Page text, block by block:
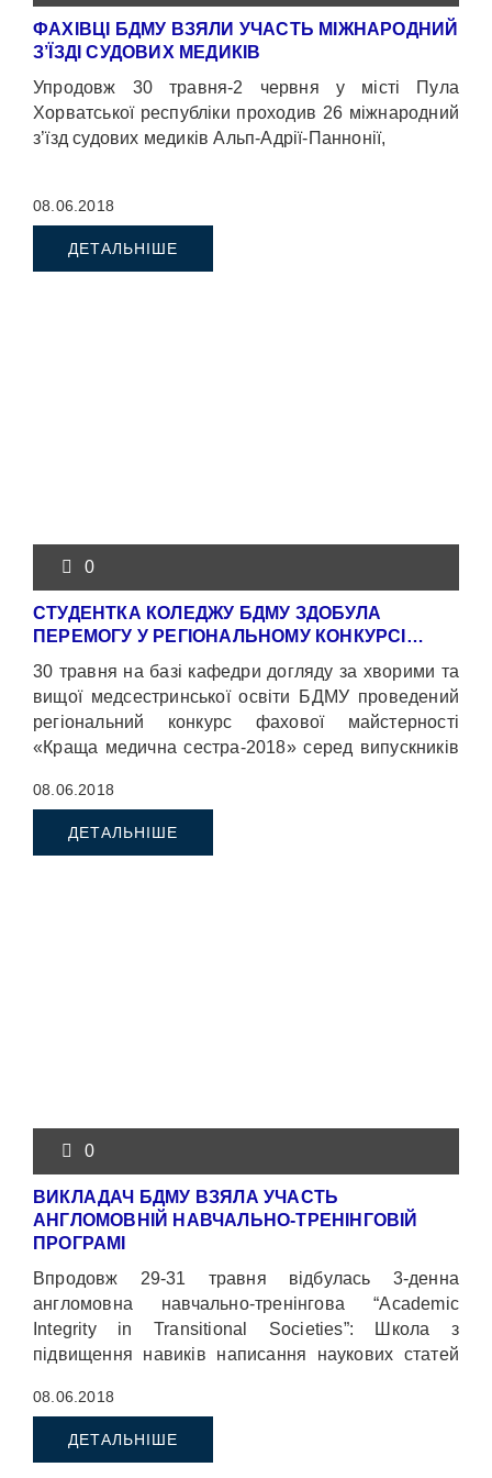
ФАХІВЦІ БДМУ ВЗЯЛИ УЧАСТЬ МІЖНАРОДНИЙ
З’ЇЗДІ СУДОВИХ МЕДИКІВ
Упродовж 30 травня-2 червня у місті Пула
Хорватської республіки проходив 26 міжнародний
з’їзд судових медиків Альп-Адрії-Паннонії,
08.06.2018
ДЕТАЛЬНІШЕ
0
СТУДЕНТКА КОЛЕДЖУ БДМУ ЗДОБУЛА
ПЕРЕМОГУ У РЕГІОНАЛЬНОМУ КОНКУРСІ…
30 травня на базі кафедри догляду за хворими та
вищої медсестринської освіти БДМУ проведений
регіональний конкурс фахової майстерності
«Краща медична сестра-2018» серед випускників
спеціальності «Сестринська справа» (ОКР
«молодший спеціаліст»).
08.06.2018
ДЕТАЛЬНІШЕ
0
ВИКЛАДАЧ БДМУ ВЗЯЛА УЧАСТЬ
АНГЛОМОВНІЙ НАВЧАЛЬНО-ТРЕНІНГОВІЙ
ПРОГРАМІ
Впродовж 29-31 травня відбулась 3-денна
англомовна навчально-тренінгова “Academic
Integrity in Transitional Societies”: Школа з
підвищення навиків написання наукових статей
підвищення професійних навичок англомовного
академічного письма.
08.06.2018
ДЕТАЛЬНІШЕ